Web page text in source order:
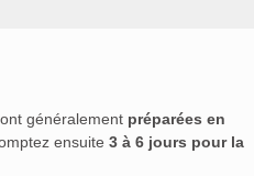
généralement préparées en
ensuite 3 à 6 jours pour la